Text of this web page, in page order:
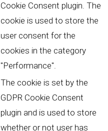
Cookie Consent plugin. The
cookie is used to store the
user consent for the
cookies in the category
"Performance".
The cookie is set by the
GDPR Cookie Consent
plugin and is used to store
whether or not user has